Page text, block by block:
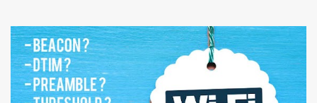
servidores via SSH (que pessoalmente odeio), e noto que em alguns
clientes eu consigo, e em outros não. Segundo a net, no plano
residencial as portas 21 e 22, 25, 53, 80, 110, 135, 136 a 139, 443,
445, 587, e 434, são bloqueadas para usuários de planos domésticos,